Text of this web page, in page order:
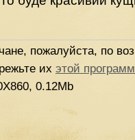
пожалуйста, по
их этой
0.12Mb